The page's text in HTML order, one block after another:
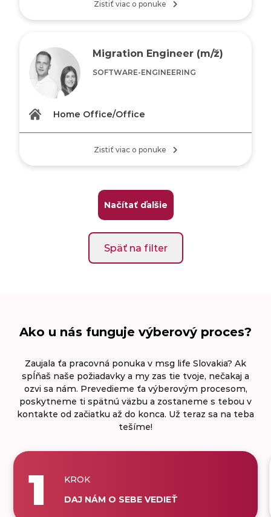
Zistiť viac o ponuke
Migration Engineer (m/ž)
SOFTWARE-ENGINEERING
Home Office/Office
Zistiť viac o ponuke
Načítať ďalšie
Späť na filter
Ako u nás funguje výberový proces?
Zaujala ťa pracovná ponuka v msg life Slovakia? Ak
spĺňaš naše požiadavky a my zas tie tvoje, nečakaj a
ozvi sa nám. Prevedieme ťa výberovým procesom,
poskytneme ti spätnú väzbu a zostaneme s tebou v
kontakte od začiatku až do konca. Už teraz sa na teba
tešíme!
1
KROK
DAJ NÁM O SEBE VEDIEŤ